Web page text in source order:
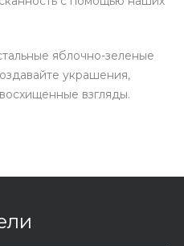
яблочно-зеленые
украшения,
взгляды.